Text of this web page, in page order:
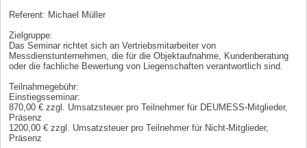
Referent: Michael Müller
Zielgruppe:
Das Seminar richtet sich an Vertriebsmitarbeiter von
Messdienstunternehmen, die für die Objektaufnahme, Kundenberatung
oder die fachliche Bewertung von Liegenschaften verantwortlich sind.
Teilnahmegebühr:
Einstiegsseminar:
870,00 € zzgl. Umsatzsteuer pro Teilnehmer für DEUMESS-Mitglieder,
Präsenz
1200,00 € zzgl. Umsatzsteuer pro Teilnehmer für Nicht-Mitglieder,
Präsenz